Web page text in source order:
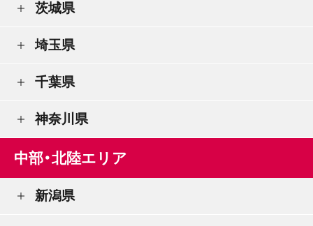
茨城県
埼玉県
千葉県
神奈川県
中部・北陸エリア
新潟県